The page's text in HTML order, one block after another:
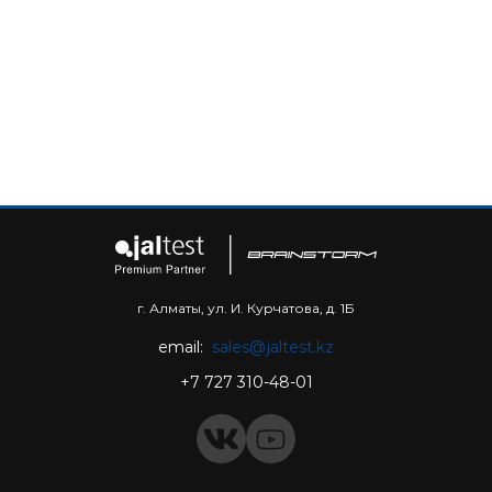
г. Алматы, ул. И. Курчатова, д. 1Б
+7 727 310-48-01
email: sales@jaltest.kz